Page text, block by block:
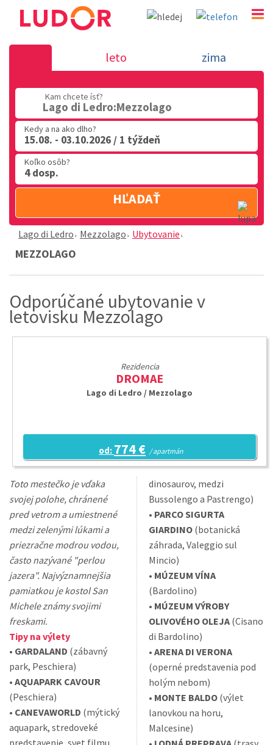
Mezzolago - Lago di Ledro
02 2063 3182
leto zima
Kam chcete ísť?
Lago di Ledro:Mezzolago
Kedy a na ako dlho?
15.08. - 03.10.2026 / 1 týždeň
Koľko osôb?
4 dosp.
HĽADAŤ
Lago di Ledro Mezzolago Ubytovanie
MEZZOLAGO
Odporúčané ubytovanie v
letovisku Mezzolago
Rezidencia
DROMAE
Lago di Ledro / Mezzolago
od: 774 € / apartmán
Toto mestečko je vďaka
svojej polohe, chránené
pred vetrom a umiestnené
medzi zelenými lúkami a
priezračne modrou vodou,
často nazývané "perlou
jazera". Najvýznamnejšia
pamiatkou je kostol San
Michele známy svojimi
freskami.
Tipy na výlety
• GARDALAND (zábavný
park, Peschiera)
• AQUAPARK CAVOUR
(Peschiera)
• CANEVAWORLD (mýtický
aquapark, stredoveké
predstavenie, svet filmu,
dinosaurov, medzi
Bussolengo a Pastrengo)
• PARCO SIGURTA
GIARDINO (botanická
záhrada, Valeggio sul
Mincio)
• MÚZEUM VÍNA
(Bardolino)
• MÚZEUM VÝROBY
OLIVOVÉHO OLEJA (Cisano
di Bardolino)
• ARENA DI VERONA
(operné predstavenia pod
holým nebom)
• MONTE BALDO (výlet
lanovkou na horu,
Malcesine)